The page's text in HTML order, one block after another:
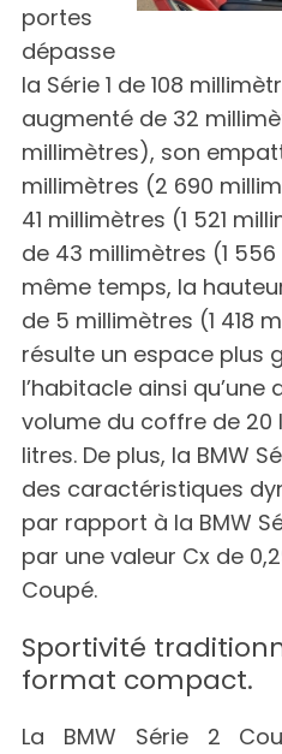
portes
dépasse
la Série 1 de 108
augmenté de 32
millimètres), son
millimètres (2 690
41 millimètres (1 521
de 43 millimètres (1
même temps, la
de 5 millimètres (1 418
résulte un espace plus
l’habitacle ainsi
volume du coffre de 20
litres. De plus, la BMW
des caractéristiques
par rapport à la BMW
par une valeur Cx de
Coupé.
Sportivité
format compact.
La BMW Série 2